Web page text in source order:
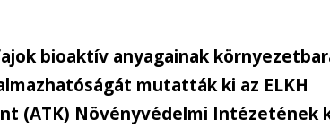
bioaktív anyagainak
mutatták ki az ELKH
(ATK) Növényvédelmi Intézetének